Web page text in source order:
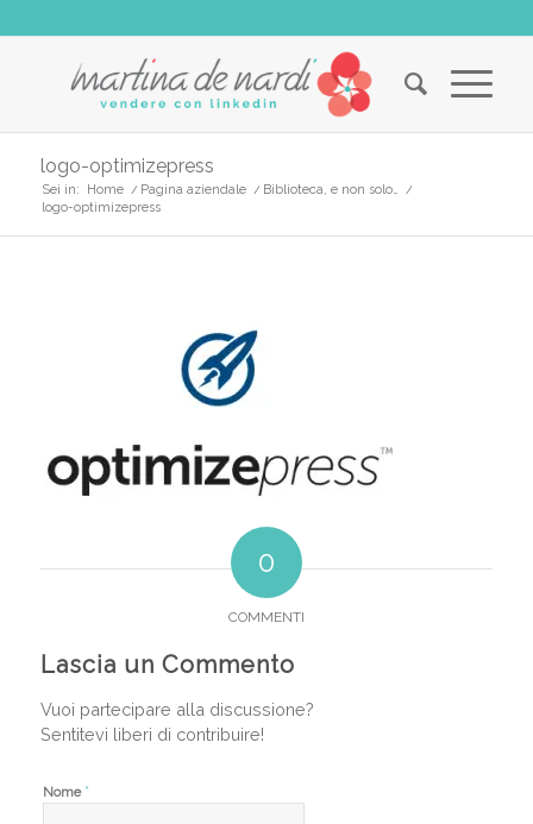
logo-optimizepress
Sei in: Home / Pagina aziendale / Biblioteca, e non solo… /
logo-optimizepress
0
COMMENTI
Lascia un Commento
Vuoi partecipare alla discussione?
Sentitevi liberi di contribuire!
Nome *